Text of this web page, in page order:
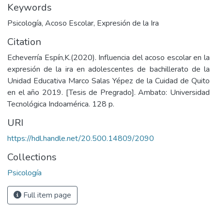
Keywords
Psicología, Acoso Escolar, Expresión de la Ira
Citation
Echeverría Espín,K.(2020). Influencia del acoso escolar en la
expresión de la ira en adolescentes de bachillerato de la
Unidad Educativa Marco Salas Yépez de la Cuidad de Quito
en el año 2019. [Tesis de Pregrado]. Ambato: Universidad
Tecnológica Indoamérica. 128 p.
URI
https://hdl.handle.net/20.500.14809/2090
Collections
Psicología
Full item page